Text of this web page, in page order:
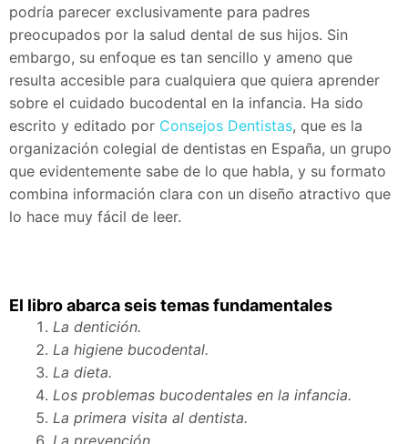
podría parecer exclusivamente para padres
preocupados por la salud dental de sus hijos. Sin
embargo, su enfoque es tan sencillo y ameno que
resulta accesible para cualquiera que quiera aprender
sobre el cuidado bucodental en la infancia. Ha sido
escrito y editado por Consejos Dentistas, que es la
organización colegial de dentistas en España, un grupo
que evidentemente sabe de lo que habla, y su formato
combina información clara con un diseño atractivo que
lo hace muy fácil de leer.
El libro abarca seis temas fundamentales
La dentición.
La higiene bucodental.
La dieta.
Los problemas bucodentales en la infancia.
La primera visita al dentista.